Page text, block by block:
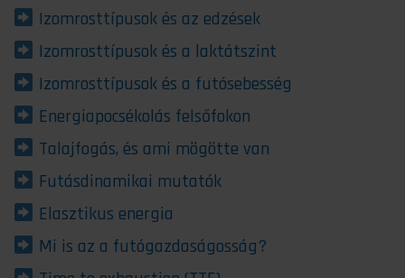
Izomrosttípusok és az edzések
Izomrosttípusok és a laktátszint
Izomrosttípusok és a futósebesség
Energiapocsékolás felsőfokon
Talajfogás, és ami mögötte van
Futásdinamikai mutatók
Elasztikus energia
Mi is az a futógazdaságosság?